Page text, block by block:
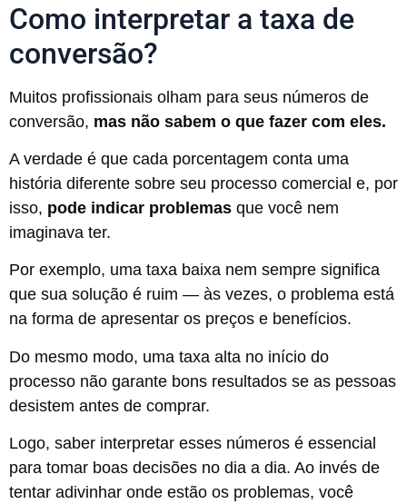
Como interpretar a taxa de
conversão?
Muitos profissionais olham para seus números de
conversão, mas não sabem o que fazer com eles.
A verdade é que cada porcentagem conta uma
história diferente sobre seu processo comercial e, por
isso, pode indicar problemas que você nem
imaginava ter.
Por exemplo, uma taxa baixa nem sempre significa
que sua solução é ruim — às vezes, o problema está
na forma de apresentar os preços e benefícios.
Do mesmo modo, uma taxa alta no início do
processo não garante bons resultados se as pessoas
desistem antes de comprar.
Logo, saber interpretar esses números é essencial
para tomar boas decisões no dia a dia. Ao invés de
tentar adivinhar onde estão os problemas, você